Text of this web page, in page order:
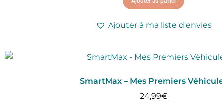
Ajouter à ma liste d'envies
SmartMax – Mes Premiers
24,99€